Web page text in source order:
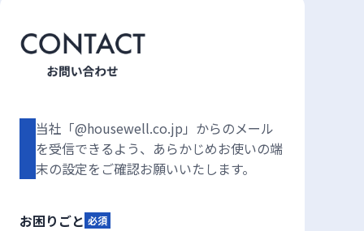
当社「@housewell.co.jp」からのメール
を受信できるよう、あらかじめお使いの端
末の設定をご確認お願いいたします。
お困りごと 必須